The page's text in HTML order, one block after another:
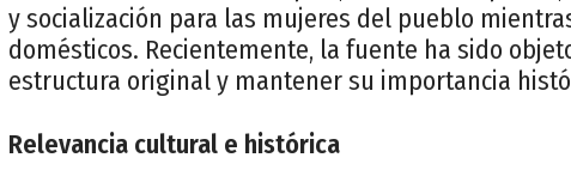
y socialización para las mujeres del pueblo
domésticos. Recientemente, la fuente ha sido
estructura original y mantener su importancia
Relevancia cultural e histórica